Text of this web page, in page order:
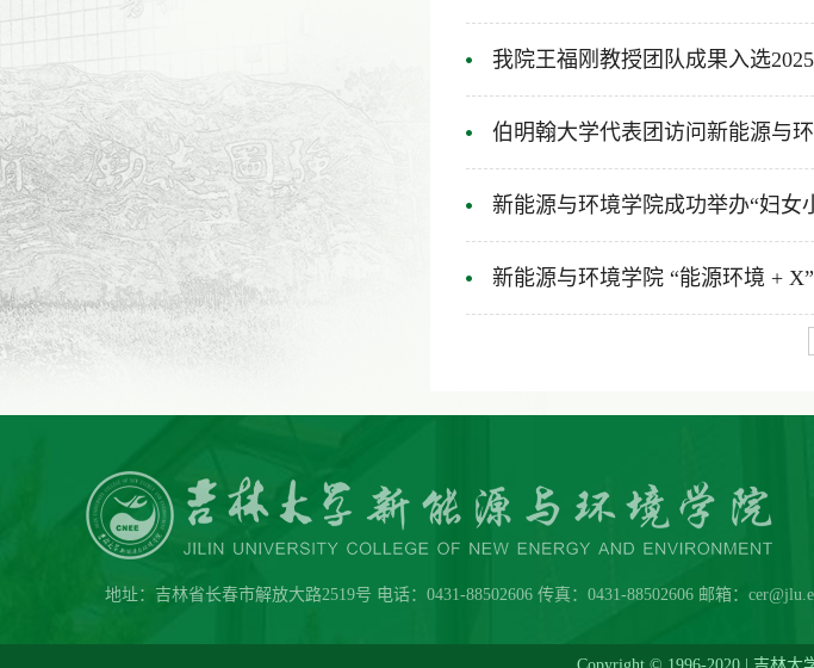
我院王福刚教授团队成果入选
伯明翰大学代表团访问新能源与
新能源与环境学院成功举办“妇
新能源与环境学院 “能源环境 +
地址：吉林省长春市解放大路2519号 电话：0431-88502606 传真：0431-88502606 邮箱：